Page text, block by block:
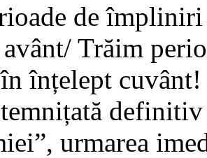
de
Trăim
înțelept cuvânt!
definitiv
urmarea